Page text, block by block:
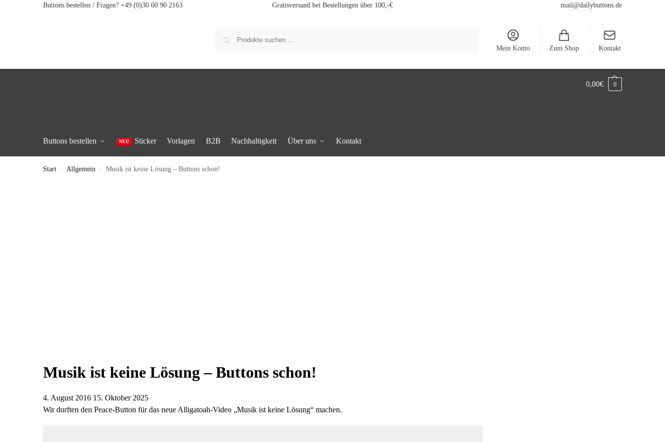
Buttons bestellen / Fragen? +49 (0)30 60 90 2163 Gratisversand bei Bestellungen über 100,-€ mail@dailybuttons.de
Mein Konto Zum Shop Kontakt
Buttons bestellen Sticker Vorlagen B2B Nachhaltigkeit Über uns Kontakt
0,00€ 0
Start / Allgemein / Musik ist keine Lösung – Buttons schon!
Musik ist keine Lösung – Buttons schon!
4. August 2016 15. Oktober 2025
Wir durften den Peace-Button für das neue Alligatoah-Video „Musik ist keine Lösung“ machen.